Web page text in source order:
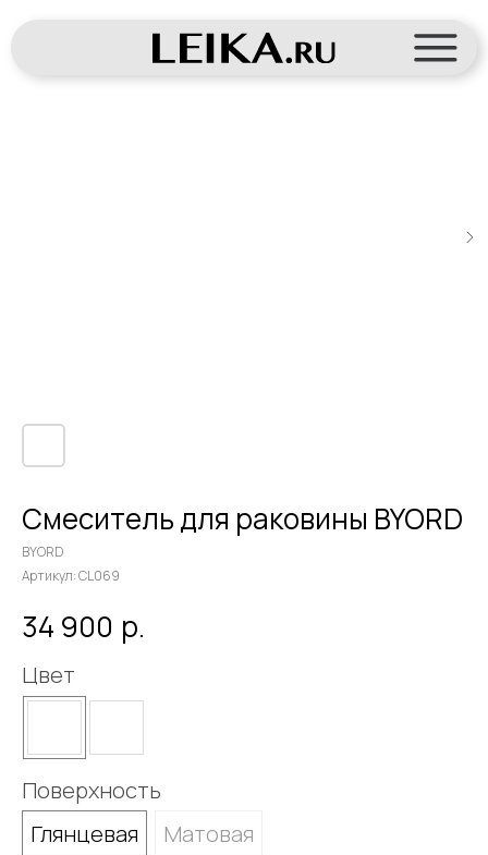
Смеситель для раковины BYORD
BYORD
Артикул:CL069
34 900 р.
Цвет
Поверхность
Глянцевая
Матовая